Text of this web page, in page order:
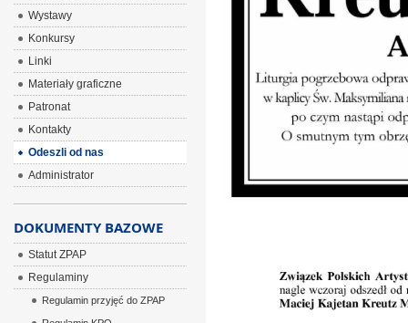
Wystawy
Konkursy
Linki
Materiały graficzne
Patronat
Kontakty
Odeszli od nas
Administrator
DOKUMENTY BAZOWE
Statut ZPAP
Regulaminy
Regulamin przyjęć do ZPAP